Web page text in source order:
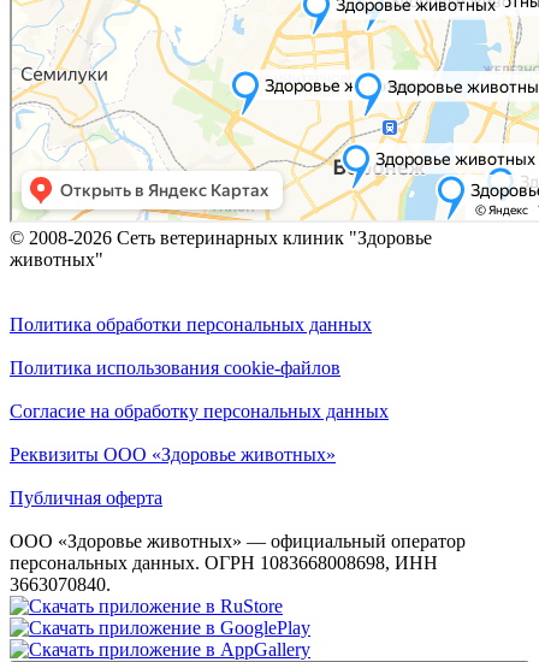
© 2008-2026 Сеть ветеринарных клиник "Здоровье
животных"
Политика обработки персональных данных
Политика использования cookie-файлов
Согласие на обработку персональных данных
Реквизиты ООО «Здоровье животных»
Публичная оферта
ООО «Здоровье животных» — официальный оператор
персональных данных. ОГРН 1083668008698, ИНН
3663070840.